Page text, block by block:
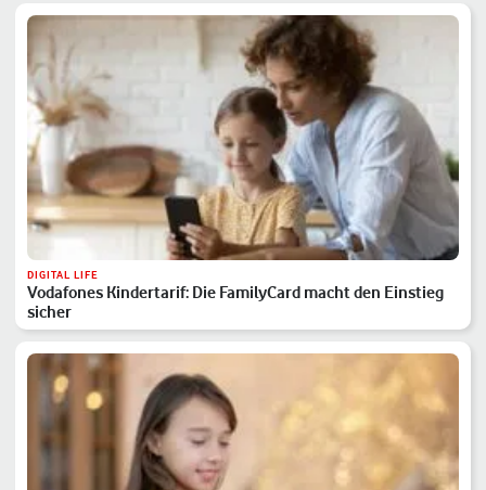
DIGITAL LIFE
Vodafones Kindertarif: Die FamilyCard macht den Einstieg
sicher